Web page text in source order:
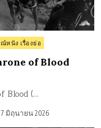
หนัง เรื่องย่อ
of Blood
Blood (…
7 มิถุนายน 2026